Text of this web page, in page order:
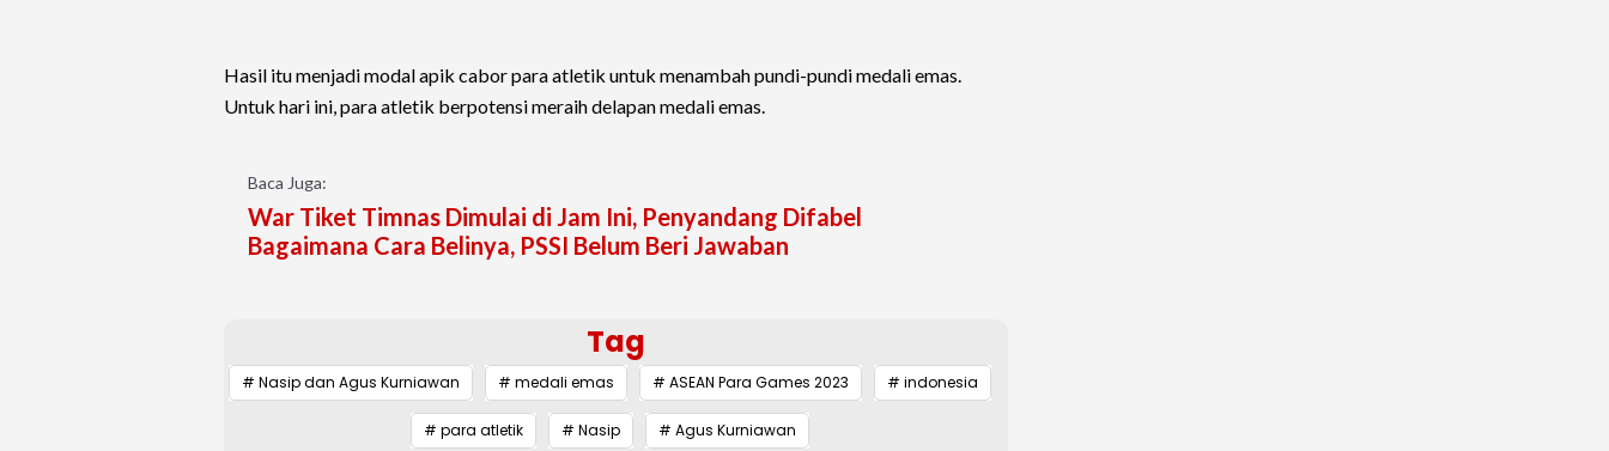
Hasil itu menjadi modal apik cabor para atletik untuk menambah pundi-pundi medali emas.
Untuk hari ini, para atletik berpotensi meraih delapan medali emas.
Baca Juga:
War Tiket Timnas Dimulai di Jam Ini, Penyandang Difabel
Bagaimana Cara Belinya, PSSI Belum Beri Jawaban
Tag
# Nasip dan Agus Kurniawan # medali emas # ASEAN Para Games 2023 # indonesia
# para atletik # Nasip # Agus Kurniawan